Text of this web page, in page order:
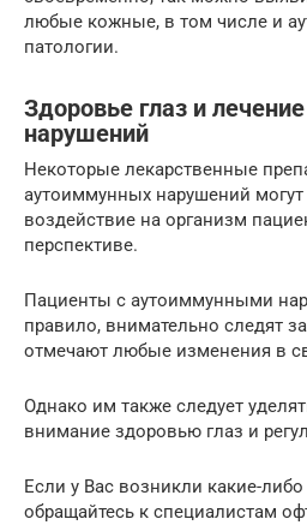
любые кожные, в том числе и
патологии.
Здоровье глаз и
нарушений
Некоторые лекарственные
аутоиммунных нарушений могут
воздействие на организм
перспективе.
Пациенты с аутоиммунными
правило, внимательно следят
отмечают любые изменения в
Однако им также следует
внимание здоровью глаз и
Если у Вас возникли какие-
обращайтесь к специалистам